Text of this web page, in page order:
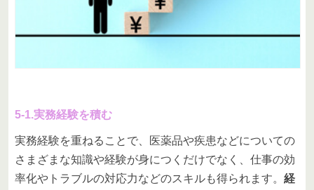
5-1.実務経験を積む
実務経験を重ねることで、医薬品や疾患などについての
さまざまな知識や経験が身につくだけでなく、仕事の効
率化やトラブルの対応力などのスキルも得られます。 経